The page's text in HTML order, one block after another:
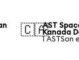
🇨🇦AST
Kanada
1 ASTSon